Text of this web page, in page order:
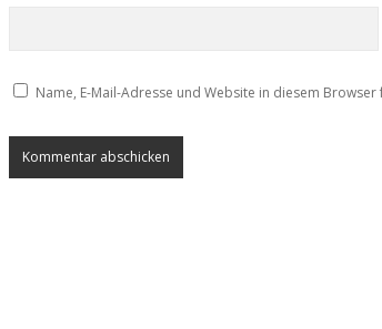
Name, E-Mail-Adresse und Website in diesem